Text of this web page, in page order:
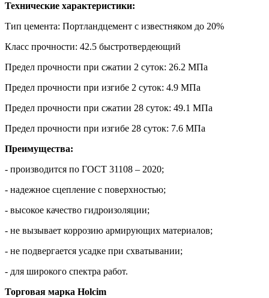
Технические характеристики:
Тип цемента: Портландцемент с известняком до 20%
Класс прочности: 42.5 быстротвердеющий
Предел прочности при сжатии 2 суток: 26.2 МПа
Предел прочности при изгибе 2 суток: 4.9 МПа
Предел прочности при сжатии 28 суток: 49.1 МПа
Предел прочности при изгибе 28 суток: 7.6 МПа
Преимущества:
- производится по ГОСТ 31108 – 2020;
- надежное сцепление с поверхностью;
- высокое качество гидроизоляции;
- не вызывает коррозию армирующих материалов;
- не подвергается усадке при схватывании;
- для широкого спектра работ.
Торговая марка Holcim